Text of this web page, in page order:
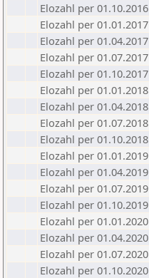
Elozahl per 01.10.2016
Elozahl per 01.01.2017
Elozahl per 01.04.2017
Elozahl per 01.07.2017
Elozahl per 01.10.2017
Elozahl per 01.01.2018
Elozahl per 01.04.2018
Elozahl per 01.07.2018
Elozahl per 01.10.2018
Elozahl per 01.01.2019
Elozahl per 01.04.2019
Elozahl per 01.07.2019
Elozahl per 01.10.2019
Elozahl per 01.01.2020
Elozahl per 01.04.2020
Elozahl per 01.07.2020
Elozahl per 01.10.2020